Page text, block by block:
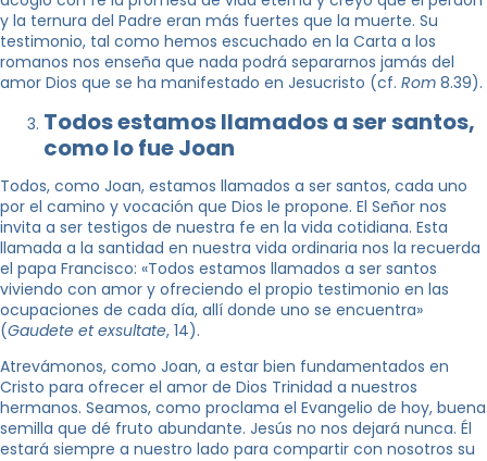
y la ternura del Padre eran más fuertes que la muerte. Su
testimonio, tal como hemos escuchado en la Carta a los
romanos nos enseña que nada podrá separarnos jamás del
amor Dios que se ha manifestado en Jesucristo (cf. Rom 8.39).
Todos estamos llamados a ser santos,
como lo fue Joan
Todos, como Joan, estamos llamados a ser santos, cada uno
por el camino y vocación que Dios le propone. El Señor nos
invita a ser testigos de nuestra fe en la vida cotidiana. Esta
llamada a la santidad en nuestra vida ordinaria nos la recuerda
el papa Francisco: «Todos estamos llamados a ser santos
viviendo con amor y ofreciendo el propio testimonio en las
ocupaciones de cada día, allí donde uno se encuentra»
(Gaudete et exsultate, 14).
Atrevámonos, como Joan, a estar bien fundamentados en
Cristo para ofrecer el amor de Dios Trinidad a nuestros
hermanos. Seamos, como proclama el Evangelio de hoy, buena
semilla que dé fruto abundante. Jesús no nos dejará nunca. Él
estará siempre a nuestro lado para compartir con nosotros su